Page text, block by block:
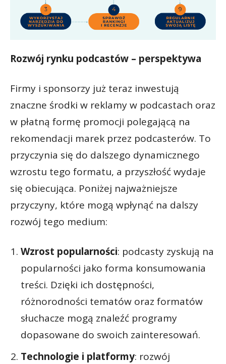
Rozwój rynku podcastów – perspektywa
Firmy i sponsorzy już teraz inwestują
znaczne środki w reklamy w podcastach oraz
w płatną formę promocji polegającą na
rekomendacji marek przez podcasterów. To
przyczynia się do dalszego dynamicznego
wzrostu tego formatu, a przyszłość wydaje
się obiecująca. Poniżej najważniejsze
przyczyny, które mogą wpłynąć na dalszy
rozwój tego medium:
Wzrost popularności: podcasty zyskują na
popularności jako forma konsumowania
treści. Dzięki ich dostępności,
różnorodności tematów oraz formatów
słuchacze mogą znaleźć programy
dopasowane do swoich zainteresowań.
Technologie i platformy: rozwój